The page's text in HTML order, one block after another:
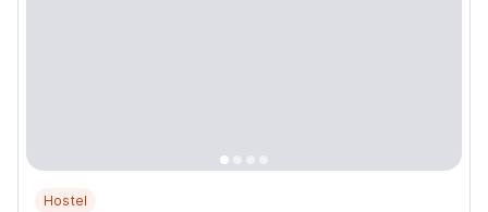
Hostel